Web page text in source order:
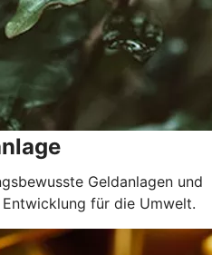
Geldanlagen und
für die Umwelt.